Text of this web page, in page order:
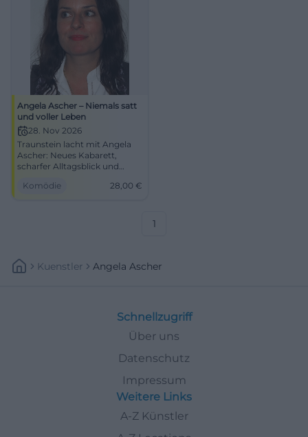
Angela Ascher – Niemals satt
und voller Leben
28. Nov 2026
Traunstein lacht mit Angela
Ascher: Neues Kabarett,
scharfer Alltagsblick und
NUTS. 28.11.2026 ab 20 Uhr,
Komödie 28,00 €
1
Kuenstler Angela Ascher
Schnellzugriff
Über uns
Datenschutz
Impressum
Weitere Links
A-Z Künstler